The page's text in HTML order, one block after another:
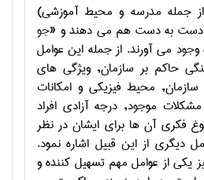
جمله مدرسه و محيط آموزشي)
دست به دست هم مي دهند و «جو
جود مي آورند. از جمله اين عوامل
حاکم بر سازمان, ويژگي هاي
محيط فيزيکي و امکانات
مشکلات موجود, درجه آزادي افراد
فکري آن ها براي ايشان در نظر
ديگري از اين قبيل اشاره نمود.
يکي از عوامل مهم تسهيل کننده و